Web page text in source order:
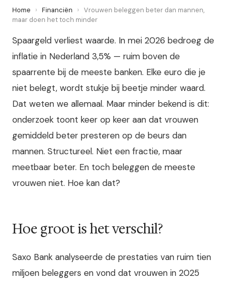
Home › Financiën › Vrouwen beleggen beter dan mannen,
maar doen het toch minder
Spaargeld verliest waarde. In mei 2026 bedroeg de
inflatie in Nederland 3,5% — ruim boven de
spaarrente bij de meeste banken. Elke euro die je
niet belegt, wordt stukje bij beetje minder waard.
Dat weten we allemaal. Maar minder bekend is dit:
onderzoek toont keer op keer aan dat vrouwen
gemiddeld beter presteren op de beurs dan
mannen. Structureel. Niet een fractie, maar
meetbaar beter. En toch beleggen de meeste
vrouwen niet. Hoe kan dat?
Hoe groot is het verschil?
Saxo Bank analyseerde de prestaties van ruim tien
miljoen beleggers en vond dat vrouwen in 2025